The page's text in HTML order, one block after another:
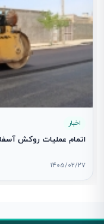
اخبار
اتمام عملیات روکش آسفالت‌در شهرک اندیشه
1405/02/27